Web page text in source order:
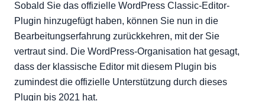
Sobald Sie das offizielle WordPress Classic-Editor-
Plugin hinzugefügt haben, können Sie nun in die
Bearbeitungserfahrung zurückkehren, mit der Sie
vertraut sind. Die WordPress-Organisation hat gesagt,
dass der klassische Editor mit diesem Plugin bis
zumindest die offizielle Unterstützung durch dieses
Plugin bis 2021 hat.